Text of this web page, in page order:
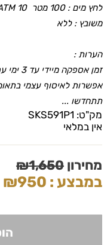
לחץ מים : 100 מטר ATM 10
משובץ : ללא
הערות :
זמן אספקה מיידי עד 3 ימי עסקים עד פתח הבית !
אפשרות לאיסוף עצמי
תתחדשו ...
מק"ט: SKS591P1
אין במלאי
מחירון ₪1,650
במבצע : ₪950